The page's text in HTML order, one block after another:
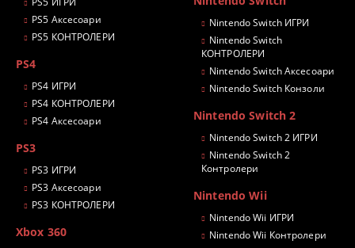
PS5 Аксесоари
PS5 КОНТРОЛЕРИ
PS4
PS4 ИГРИ
PS4 КОНТРОЛЕРИ
PS4 Аксесоари
PS3
PS3 ИГРИ
PS3 Аксесоари
PS3 КОНТРОЛЕРИ
Xbox 360
Nintendo Switch ИГРИ
Nintendo Switch
КОНТРОЛЕРИ
Nintendo Switch Аксесоари
Nintendo Switch Конзоли
Nintendo Switch 2
Nintendo Switch 2 ИГРИ
Nintendo Switch 2
Контролери
Nintendo Wii
Nintendo Wii ИГРИ
Nintendo Wii Контролери